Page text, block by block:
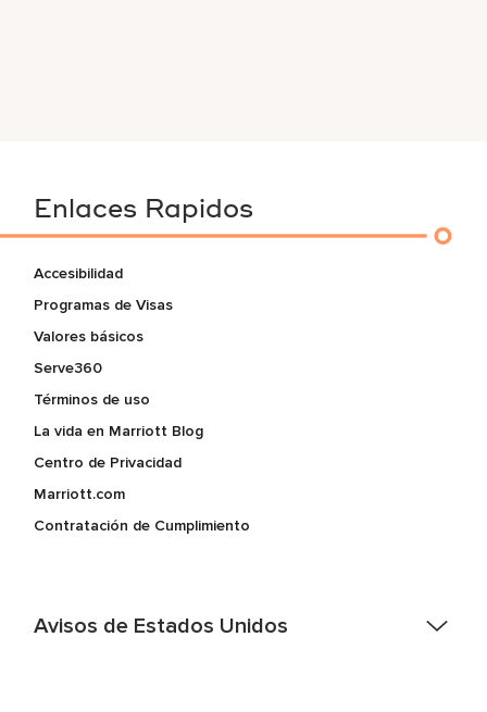
Enlaces Rapidos
Accesibilidad
Programas de Visas
Valores básicos
Serve360
Términos de uso
La vida en Marriott Blog
Centro de Privacidad
Marriott.com
Contratación de Cumplimiento
Avisos de Estados Unidos